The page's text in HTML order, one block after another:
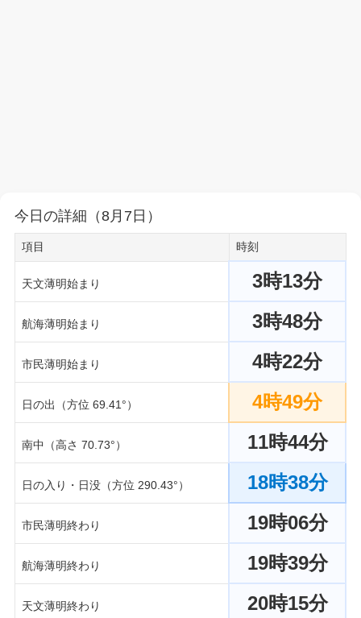
今日の詳細（8月7日）
項目 時刻
天文薄明始まり 3時13分
航海薄明始まり 3時48分
市民薄明始まり 4時22分
日の出（方位 69.41°） 4時49分
南中（高さ 70.73°） 11時44分
日の入り・日没（方位 290.43°） 18時38分
市民薄明終わり 19時06分
航海薄明終わり 19時39分
天文薄明終わり 20時15分